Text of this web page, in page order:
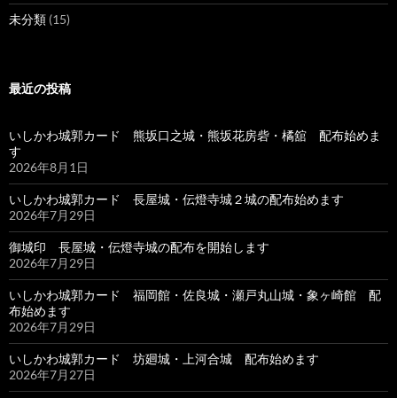
未分類 (15)
最近の投稿
いしかわ城郭カード 熊坂口之城・熊坂花房砦・橘舘 配布始めま
す
2026年8月1日
いしかわ城郭カード 長屋城・伝燈寺城２城の配布始めます
2026年7月29日
御城印 長屋城・伝燈寺城の配布を開始します
2026年7月29日
いしかわ城郭カード 福岡館・佐良城・瀬戸丸山城・象ヶ崎館 配
布始めます
2026年7月29日
いしかわ城郭カード 坊廻城・上河合城 配布始めます
2026年7月27日